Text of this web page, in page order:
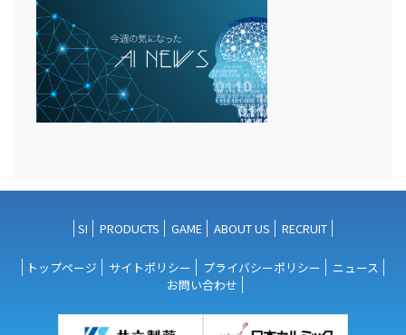
SI PRODUCTS GAME ABOUT US RECRUIT
トップページ サイトポリシー プライバシーポリシー
ニュース
お問い合わせ